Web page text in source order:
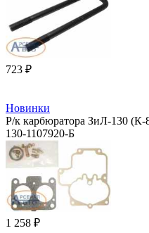
723 ₽
Новинки
Р/к карбюратора ЗиЛ-130
130-1107920-Б
1 258 ₽